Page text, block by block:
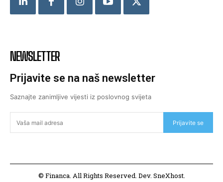
NEWSLETTER
Prijavite se na naš newsletter
Saznajte zanimljive vijesti iz poslovnog svijeta
Prijavite se
© Financa. All Rights Reserved. Dev. SneXhost.